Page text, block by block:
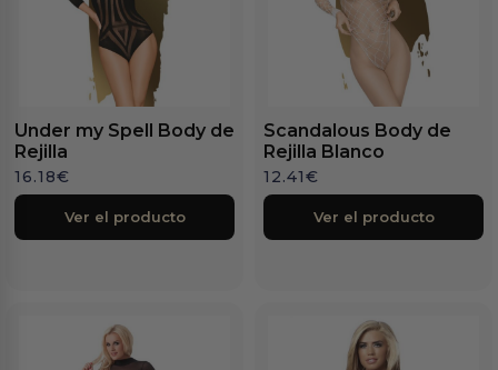
Under my Spell Body de
Rejilla
16.18€
Ver el producto
Scandalous Body de
Rejilla Blanco
12.41€
Ver el producto